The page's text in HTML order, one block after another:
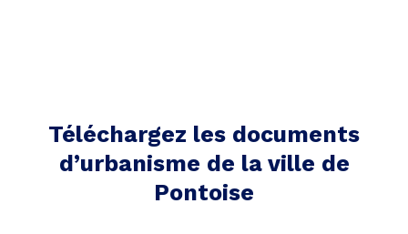
Téléchargez les documents
d’urbanisme de la ville de
Pontoise